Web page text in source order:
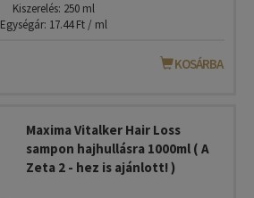
Kiszerelés: 250 ml
Egységár: 17.44 Ft / ml
KOSÁRBA
Maxima Vitalker Hair Loss
sampon hajhullásra 1000ml ( A
Zeta 2 - hez is ajánlott! )